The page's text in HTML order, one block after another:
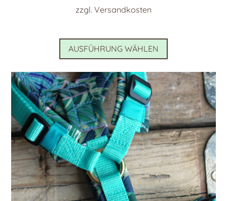
zzgl. Versandkosten
AUSFÜHRUNG WÄHLEN
Dieses
weist
mehrere
Varianten
auf.
Die
Optionen
können
auf
der
Produktseite
gewählt